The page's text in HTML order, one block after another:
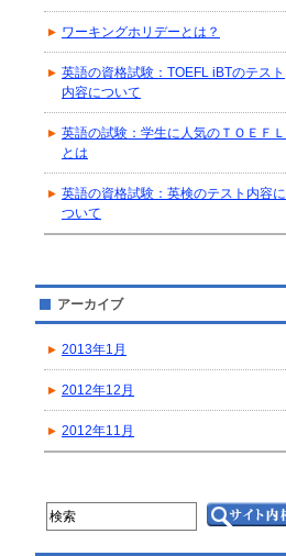
ワーキングホリデーとは？
英語の資格試験：TOEFL iBTのテスト
内容について
英語の試験：学生に人気のＴＯＥＦＬ
とは
英語の資格試験：英検のテスト内容に
ついて
アーカイブ
2013年1月
2012年12月
2012年11月